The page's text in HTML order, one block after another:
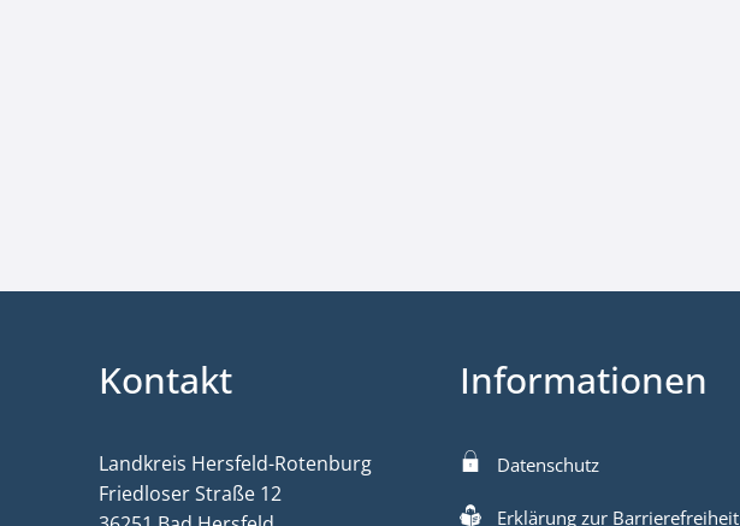
Kontakt
Landkreis Hersfeld-Rotenburg
Friedloser Straße 12
Informationen
Datenschutz
Erklärung zur Barrierefreiheit